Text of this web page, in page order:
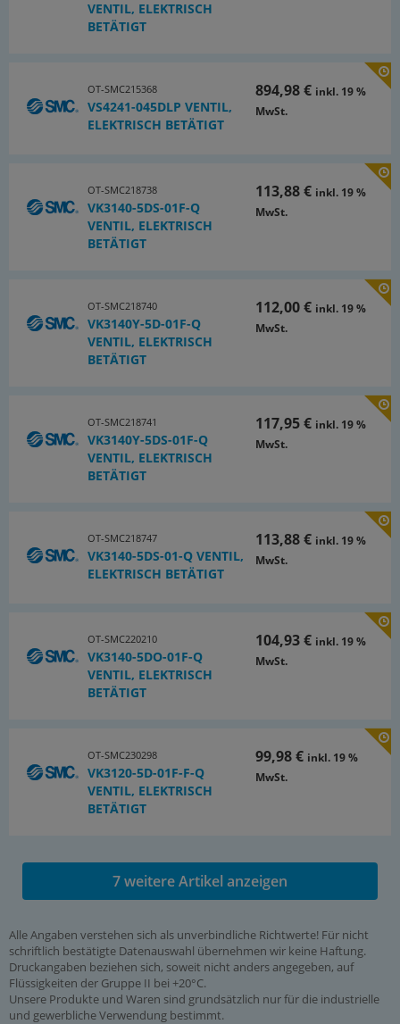
VENTIL, ELEKTRISCH
BETÄTIGT
OT-SMC215368
VS4241-045DLP VENTIL,
ELEKTRISCH BETÄTIGT
894,98 € inkl. 19 %
MwSt.
OT-SMC218738
VK3140-5DS-01F-Q
VENTIL, ELEKTRISCH
BETÄTIGT
113,88 € inkl. 19 %
MwSt.
OT-SMC218740
VK3140Y-5D-01F-Q
VENTIL, ELEKTRISCH
BETÄTIGT
112,00 € inkl. 19 %
MwSt.
OT-SMC218741
VK3140Y-5DS-01F-Q
VENTIL, ELEKTRISCH
BETÄTIGT
117,95 € inkl. 19 %
MwSt.
OT-SMC218747
VK3140-5DS-01-Q VENTIL,
ELEKTRISCH BETÄTIGT
113,88 € inkl. 19 %
MwSt.
OT-SMC220210
VK3140-5DO-01F-Q
VENTIL, ELEKTRISCH
BETÄTIGT
104,93 € inkl. 19 %
MwSt.
OT-SMC230298
VK3120-5D-01F-F-Q
VENTIL, ELEKTRISCH
BETÄTIGT
99,98 € inkl. 19 %
MwSt.
7 weitere Artikel anzeigen
Alle Angaben verstehen sich als unverbindliche Richtwerte! Für nicht
schriftlich bestätigte Datenauswahl übernehmen wir keine Haftung.
Druckangaben beziehen sich, soweit nicht anders angegeben, auf
Flüssigkeiten der Gruppe II bei +20°C.
Unsere Produkte und Waren sind grundsätzlich nur für die industrielle
und gewerbliche Verwendung bestimmt.